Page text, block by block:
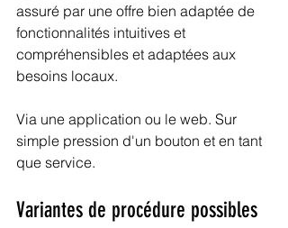
assuré par une offre bien adaptée de
fonctionnalités intuitives et
compréhensibles et adaptées aux
besoins locaux.
Via une application ou le web. Sur
simple pression d'un bouton et en tant
que service.
Variantes de procédure possibles